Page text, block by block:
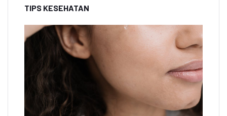
TIPS KESEHATAN